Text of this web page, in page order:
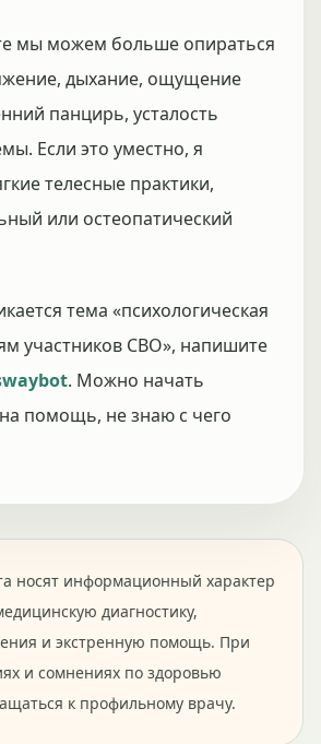
мы можем больше опираться
дыхание, ощущение
панцирь, усталость
Если это уместно, я
телесные практики,
или остеопатический
тема «психологическая
участников СВО», напишите
. Можно начать
помощь, не знаю с чего
носят информационный характер
диагностику,
и экстренную помощь. При
и сомнениях по здоровью
к профильному врачу.